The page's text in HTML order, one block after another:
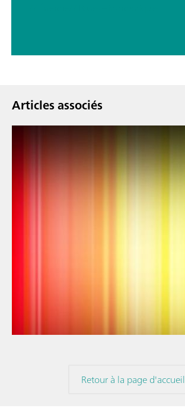
Articles associés
Retour à la page d'accueil